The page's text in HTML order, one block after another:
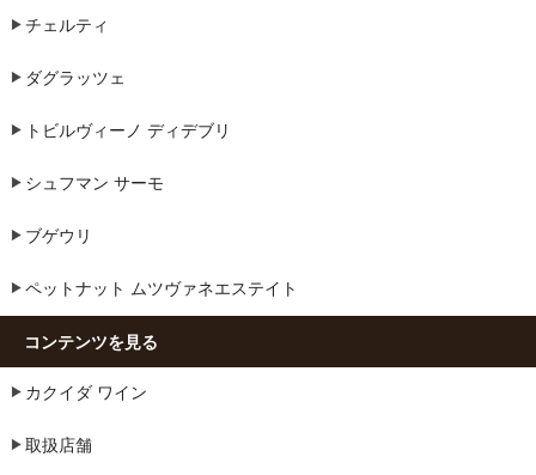
チェルティ
ダグラッツェ
トビルヴィーノ ディデブリ
シュフマン サーモ
ブゲウリ
ペットナット ムツヴァネエステイト
コンテンツを見る
カクイダ ワイン
取扱店舗